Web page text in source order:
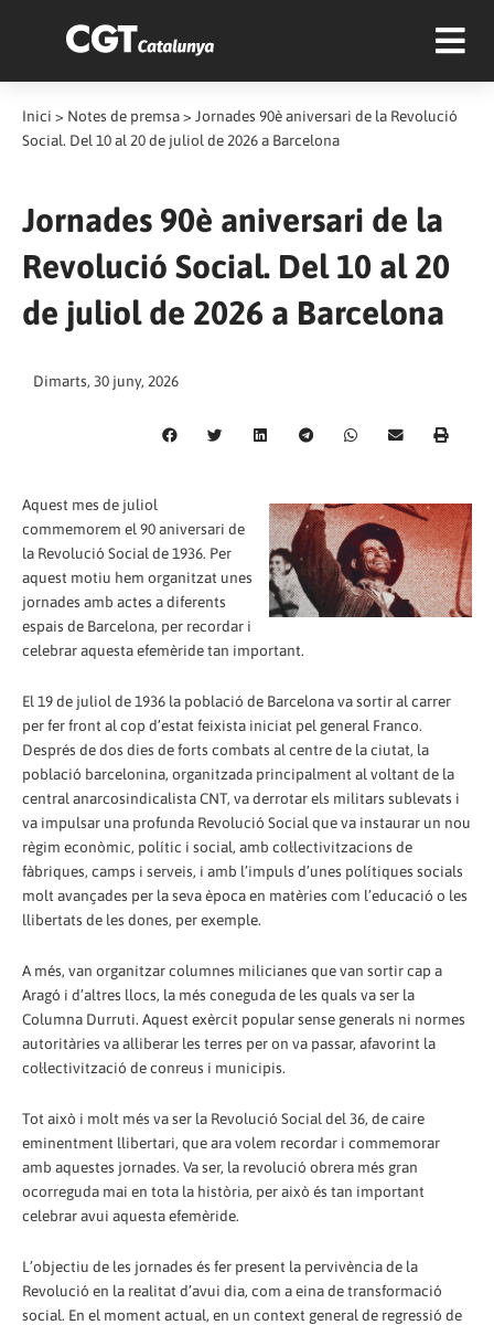
Inici > Notes de premsa> Jornades 90è aniversari de la Revolució
Social. Del 10 al 20 de juliol de 2026 a Barcelona
Jornades 90è aniversari de la
Revolució Social. Del 10 al 20
de juliol de 2026 a Barcelona
Dimarts, 30 juny, 2026
Aquest mes de juliol
commemorem el 90 aniversari de
la Revolució Social de 1936. Per
aquest motiu hem organitzat unes
jornades amb actes a diferents
espais de Barcelona, per recordar i
celebrar aquesta efemèride tan important.
El 19 de juliol de 1936 la població de Barcelona va sortir al carrer
per fer front al cop d’estat feixista iniciat pel general Franco.
Després de dos dies de forts combats al centre de la ciutat, la
població barcelonina, organitzada principalment al voltant de la
central anarcosindicalista CNT, va derrotar els militars sublevats i
va impulsar una profunda Revolució Social que va instaurar un nou
règim econòmic, polític i social, amb col·lectivitzacions de
fàbriques, camps i serveis, i amb l’impuls d’unes polítiques socials
molt avançades per la seva època en matèries com l’educació o les
llibertats de les dones, per exemple.
A més, van organitzar columnes milicianes que van sortir cap a
Aragó i d’altres llocs, la més coneguda de les quals va ser la
Columna Durruti. Aquest exèrcit popular sense generals ni normes
autoritàries va alliberar les terres per on va passar, afavorint la
col·lectivització de conreus i municipis.
Tot això i molt més va ser la Revolució Social del 36, de caire
eminentment llibertari, que ara volem recordar i commemorar
amb aquestes jornades. Va ser, la revolució obrera més gran
ocorreguda mai en tota la història, per això és tan important
celebrar avui aquesta efemèride.
L’objectiu de les jornades és fer present la pervivència de la
Revolució en la realitat d’avui dia, com a eina de transformació
social. En el moment actual, en un context general de regressió de